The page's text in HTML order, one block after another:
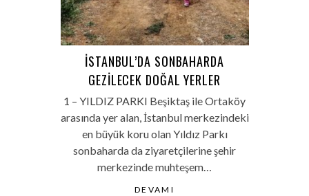
İSTANBUL’DA SONBAHARDA
GEZILECEK DOĞAL YERLER
1 – YILDIZ PARKI Beşiktaş ile Ortaköy
arasında yer alan, İstanbul merkezindeki
en büyük koru olan Yıldız Parkı
sonbaharda da ziyaretçilerine şehir
merkezinde muhteşem…
DEVAMI